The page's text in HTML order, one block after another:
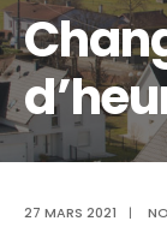
27 MARS 2021 |